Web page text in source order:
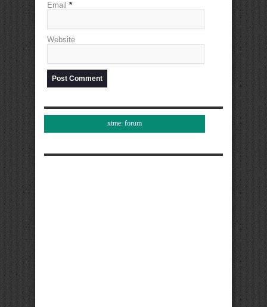
Email *
Website
xtme: forum